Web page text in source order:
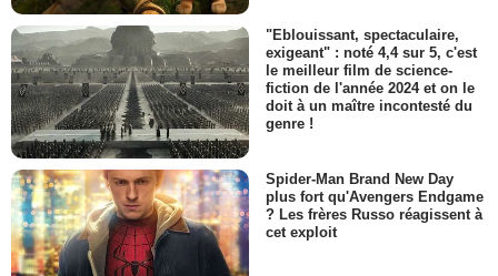
"Eblouissant, spectaculaire,
exigeant" : noté 4,4 sur 5, c'est
le meilleur film de science-
fiction de l'année 2024 et on le
doit à un maître incontesté du
genre !
Spider-Man Brand New Day
plus fort qu'Avengers Endgame
? Les frères Russo réagissent à
cet exploit